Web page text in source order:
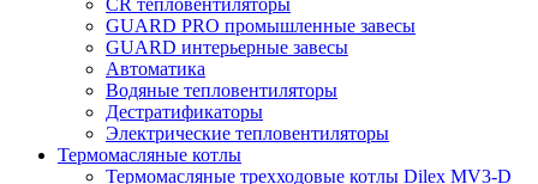
CR тепловентиляторы
GUARD PRO промышленные завесы
GUARD интерьерные завесы
Автоматика
Водяные тепловентиляторы
Дестратификаторы
Электрические тепловентиляторы
Термомасляные котлы
Термомасляные трехходовые котлы Dilex MV3-D